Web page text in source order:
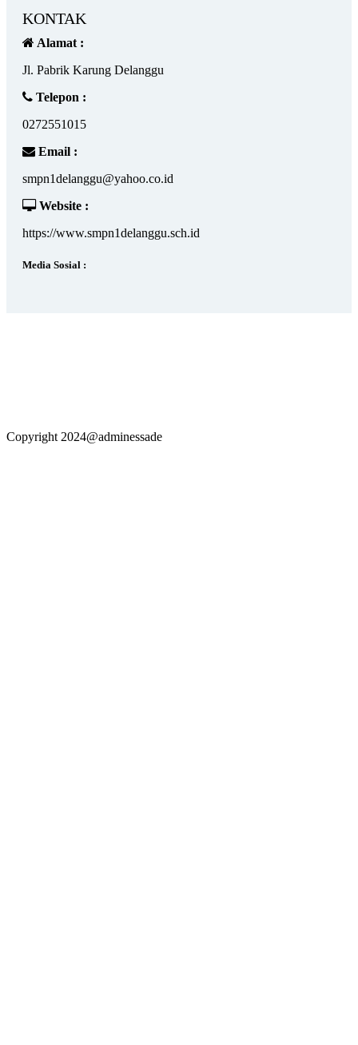
KONTAK
Alamat :
Jl. Pabrik Karung Delanggu
Telepon :
0272551015
Email :
smpn1delanggu@yahoo.co.id
Website :
https://www.smpn1delanggu.sch.id
Media Sosial :
Copyright 2024@adminessade